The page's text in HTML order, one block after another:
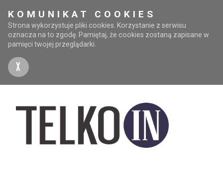
KOMUNIKAT COOKIES
Strona wykorzystuje pliki cookies. Korzystanie z serwisu
oznacza na to zgodę. Pamiętaj, że cookies zostaną zapisane w
pamięci twojej przeglądarki.
X